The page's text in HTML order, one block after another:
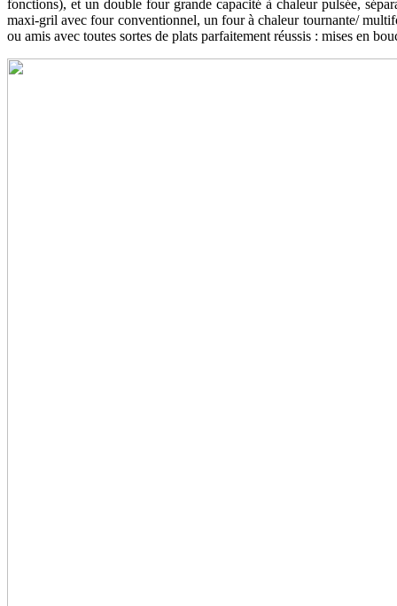
fonctions), et un double four grande capacité à chaleur pulsée,
maxi-gril avec four conventionnel, un four à chaleur tournante/
ou amis avec toutes sortes de plats parfaitement réussis : mises en